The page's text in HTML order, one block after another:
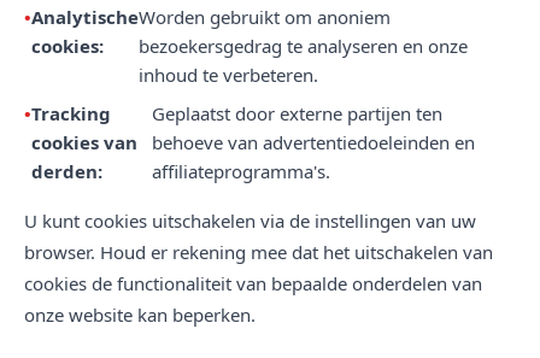
Analytische
cookies:
Worden gebruikt om anoniem
bezoekersgedrag te analyseren en onze
inhoud te verbeteren.
Tracking
cookies van
derden:
Geplaatst door externe partijen ten
behoeve van advertentiedoeleinden en
affiliateprogramma's.
U kunt cookies uitschakelen via de instellingen van uw
browser. Houd er rekening mee dat het uitschakelen van
cookies de functionaliteit van bepaalde onderdelen van
onze website kan beperken.